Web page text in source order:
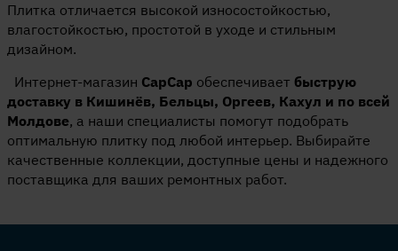
Плитка отличается высокой износостойкостью,
влагостойкостью, простотой в уходе и стильным
дизайном.
Интернет-магазин CapCap обеспечивает быструю
доставку в Кишинёв, Бельцы, Оргеев, Кахул и по всей
Молдове, а наши специалисты помогут подобрать
оптимальную плитку под любой интерьер. Выбирайте
качественные коллекции, доступные цены и надежного
поставщика для ваших ремонтных работ.